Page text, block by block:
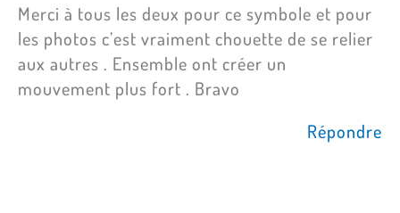
Merci à tous les deux pour ce symbole et pour
les photos c’est vraiment chouette de se relier
aux autres . Ensemble ont créer un
mouvement plus fort . Bravo
Répondre